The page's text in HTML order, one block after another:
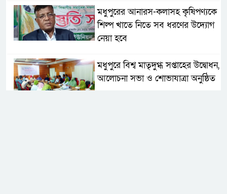
মধুপুরের আনারস-কলাসহ কৃষিপণ্যকে
শিল্প খাতে নিতে সব ধরণের উদ্যোগ
নেয়া হবে
মধুপুরে বিশ্ব মাতৃদুগ্ধ সপ্তাহের উদ্বোধন,
আলোচনা সভা ও শোভাযাত্রা অনুষ্ঠিত